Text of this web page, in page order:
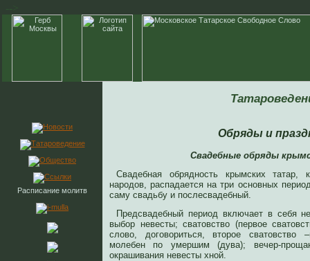
Расписание молитв
Обряды и
Свадебные обряды
Свадебная обрядность крымских
народов, распадается на три основных
саму свадьбу и послесвадебный.
Предсвадебный период включает в себя
выбор невесты; сватовство (первое
слово, договориться, второе сватовство
молебен по умершим (дува); вечер-
окрашивания невесты хной.